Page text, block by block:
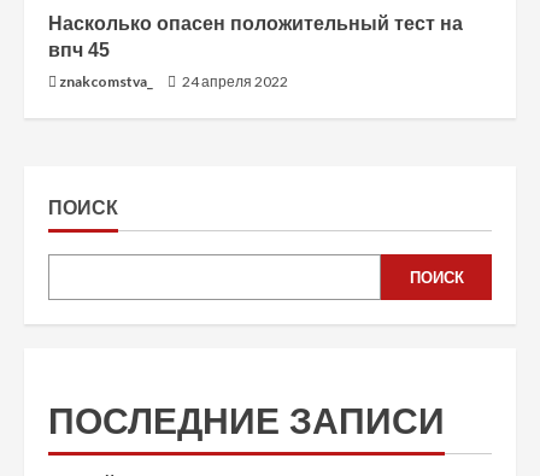
Насколько опасен положительный тест на
впч 45
znakcomstva_ 24 апреля 2022
ПОИСК
ПОИСК
ПОСЛЕДНИЕ ЗАПИСИ